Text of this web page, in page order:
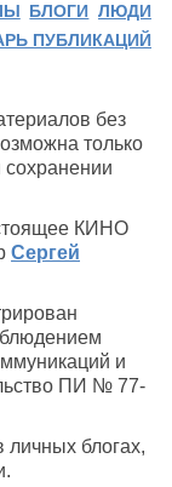
БЛОГИ ЛЮДИ
ПУБЛИКАЦИЙ
без
только
сохранении
КИНО
Сергей
и
ПИ № 77-
блогах,